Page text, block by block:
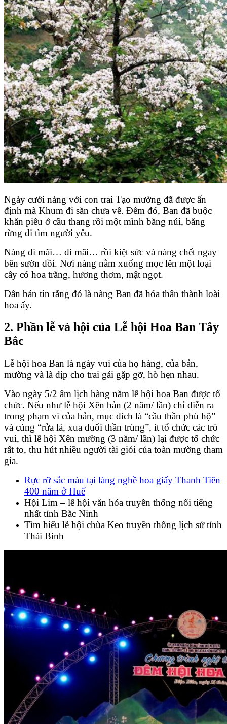
Ngày cưới nàng với con trai Tạo mường đã được ấn
định mà Khum đi săn chưa về. Đêm đó, Ban đã buộc
khăn piêu ở cầu thang rồi một mình băng núi, băng
rừng đi tìm người yêu.
Nàng đi mãi… đi mãi… rồi kiệt sức và nàng chết ngay
bên sườn đồi. Nơi nàng nằm xuống mọc lên một loại
cây có hoa trắng, hương thơm, mật ngọt.
Dân bản tin rằng đó là nàng Ban đã hóa thân thành loài
hoa ấy.
2. Phần lễ và hội của Lễ hội Hoa Ban Tây
Bắc
Lễ hội hoa Ban là ngày vui của họ hàng, của bản,
mường và là dịp cho trai gái gặp gỡ, hò hẹn nhau.
Vào ngày 5/2 âm lịch hàng năm lễ hội hoa Ban được tổ
chức. Nếu như lễ hội Xên bản (2 năm/ lần) chỉ diễn ra
trong phạm vi của bản, mục đích là “cầu thần phù hộ”
và cúng “rửa lá, xua đuổi thần trùng”, ít tổ chức các trò
vui, thì lễ hội Xên mường (3 năm/ lần) lại được tổ chức
rất to, thu hút nhiều người tài giỏi của toàn mường tham
gia.
Rực rỡ sắc màu tại làng nghề hoa giấy Thanh Tiên
400 năm ở Huế
Hội Lim – lễ hội văn hóa truyền thống nổi tiếng
nhất tỉnh Bắc Ninh
Tìm hiểu lễ hội chùa Keo truyền thống lịch sử tỉnh
Thái Bình